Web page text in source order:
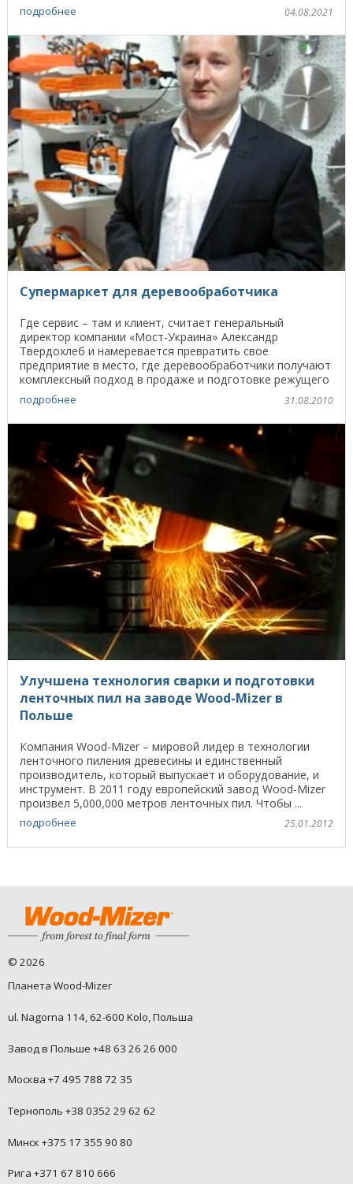
подробнее 04.08.2021
Супермаркет для деревообработчика
Где сервис – там и клиент, считает генеральный
директор компании «Мост-Украина» Александр
Твердохлеб и намеревается превратить свое
предприятие в место, где деревообработчики получают
комплексный подход в продаже и подготовке режущего
инструмента. - ...
подробнее 31.08.2010
Улучшена технология сварки и подготовки
ленточных пил на заводе Wood-Mizer в
Польше
Компания Wood-Mizer – мировой лидер в технологии
ленточного пиления древесины и единственный
производитель, который выпускает и оборудование, и
инструмент. В 2011 году европейский завод Wood-Mizer
произвел 5,000,000 метров ленточных пил. Чтобы ...
подробнее 25.01.2012
© 2026
Планета Wood-Mizer
ul. Nagorna 114, 62-600 Kolo, Польша
Завод в Польше +48 63 26 26 000
Москва +7 495 788 72 35
Тернополь +38 0352 29 62 62
Минск +375 17 355 90 80
Рига +371 67 810 666